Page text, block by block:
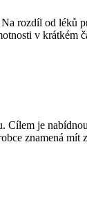
rozdíl od léků
v krátkém
Cílem je
znamená mít